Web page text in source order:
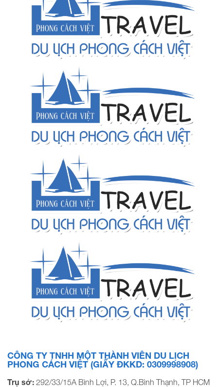
Điều hành chuyên tuyến biển đảo
Trợ lý vận hành hệ thống
CÔNG TY TNHH MỘT THÀNH VIÊN DU LỊCH
PHONG CÁCH VIỆT (GIẤY ĐKKD: 0309998908)
Trụ sở: 292/33/15A Bình Lợi, P. 13, Q.Bình Thạnh, TP HCM